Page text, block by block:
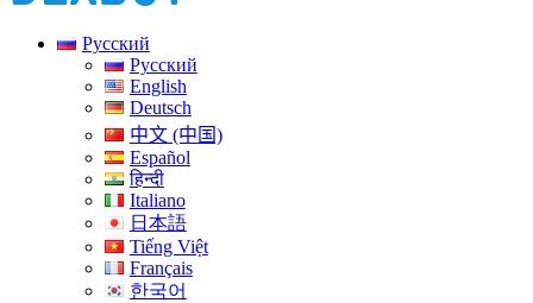
Русский
Русский
English
Deutsch
中文 (中国)
Español
हिन्दी
Italiano
日本語
Tiếng Việt
Français
한국어